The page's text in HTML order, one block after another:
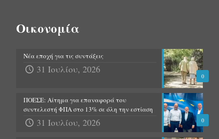
Οικονομία
0
Νέα εποχή για τις συντάξεις
31 Ιουλίου, 2026
0
ΠΟΕΣΕ: Αίτημα για επαναφορά του
συντελεστή ΦΠΑ στο 13% σε όλη την εστίαση
31 Ιουλίου, 2026